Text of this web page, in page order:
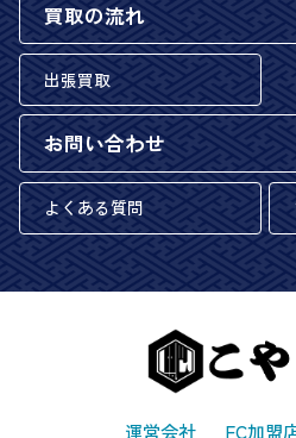
買取の流れ
出張買取
お問い合わせ
よくある質問
運営会社 FC加盟